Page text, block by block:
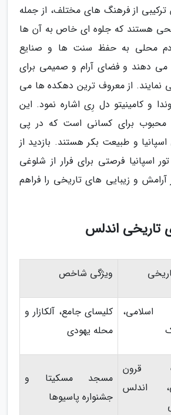
از فرهنگ های مختلف، از جمله
هستند که جلوه ای خاص به آن ها
محلی به حفظ سنت ها و صنایع
دهند و فضای آرام و صمیمی برای
نمایند. از معروف ترین دهکده ها می
و کامینیتو دل رِی اشاره نمود. این
برای کسانی است که در پی
و طبیعت بکر هستند. بازدید از
اسپانیا فرصتی برای فرار از شلوغی
و زیبایی های تاریخی را فراهم
تاریخی اندلس
ویژگی شاخص
اسلامی،
کلیسای جامع، آلکازار و
محله یهودی
قرون
اندلس
مسجد مسکیتا و
جشنواره پاسیوها